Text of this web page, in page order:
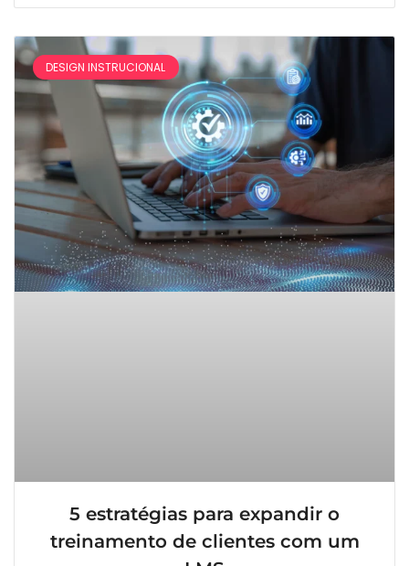
DESIGN INSTRUCIONAL
5 estratégias para expandir o
treinamento de clientes com um